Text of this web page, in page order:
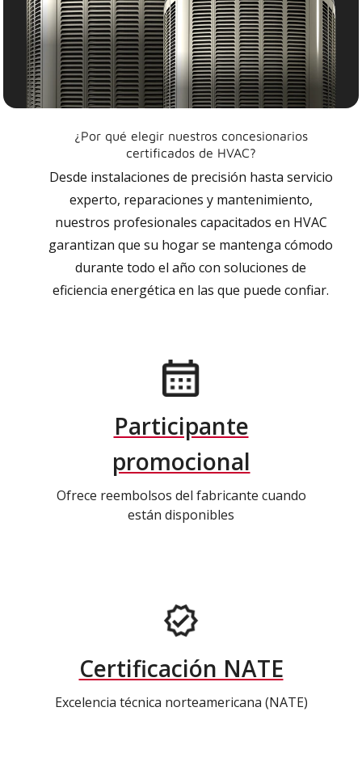
¿Por qué elegir nuestros concesionarios
certificados de HVAC?
Desde instalaciones de precisión hasta servicio
experto, reparaciones y mantenimiento,
nuestros profesionales capacitados en HVAC
garantizan que su hogar se mantenga cómodo
durante todo el año con soluciones de
eficiencia energética en las que puede confiar.
Participante
promocional
Ofrece reembolsos del fabricante cuando
están disponibles
Certificación NATE
Excelencia técnica norteamericana (NATE)